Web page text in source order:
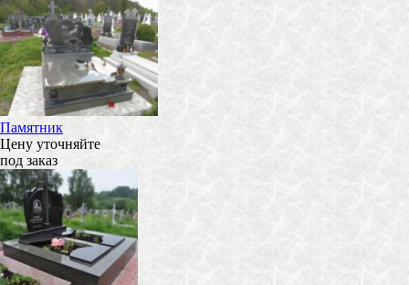
Памятник
Цену уточняйте
под заказ